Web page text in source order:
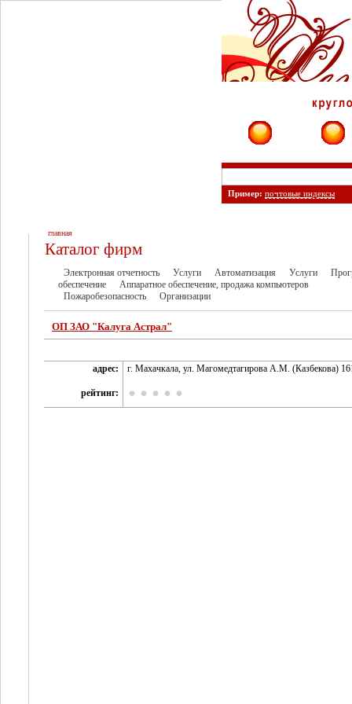
Пример: почтовые индексы
главная
Каталог фирм
Электронная отчетность Услуги Автоматизация Услуги
обеспечение
Аппаратное обеспечение, продажа компьютеров
Пожаробезопасность
Организации
ОП ЗАО "Калуга Астрал"
адрес: г. Махачкала, ул. Магомедтагирова А.М. (Казбекова)
рейтинг: